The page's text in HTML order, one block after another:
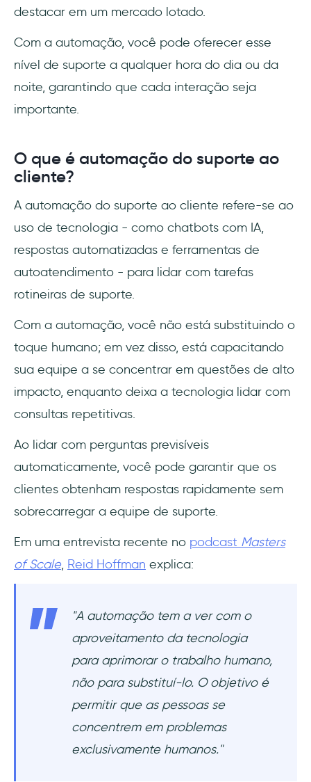
3- Hiperpersonalização
Alguns recursos a serem seguidos para
melhorar o atendimento ao cliente
Conclusão
Por que devo automatizar meu suporte ao
cliente?
A automação pode substituir assistência
humana?
Como identificar áreas para automação?
destacar em um mercado lotado.
Com a automação, você pode oferecer esse
nível de suporte a qualquer hora do dia ou da
noite, garantindo que cada interação seja
importante.
O que é automação do suporte ao
cliente?
A automação do suporte ao cliente refere-se ao
uso de tecnologia - como chatbots com IA,
respostas automatizadas e ferramentas de
autoatendimento - para lidar com tarefas
rotineiras de suporte.
Com a automação, você não está substituindo o
toque humano; em vez disso, está capacitando
sua equipe a se concentrar em questões de alto
impacto, enquanto deixa a tecnologia lidar com
consultas repetitivas.
Ao lidar com perguntas previsíveis
automaticamente, você pode garantir que os
clientes obtenham respostas rapidamente sem
sobrecarregar a equipe de suporte.
Em uma entrevista recente no podcast Masters
of Scale, Reid Hoffman explica:
"A automação tem a ver com o
aproveitamento da tecnologia
para aprimorar o trabalho humano,
não para substituí-lo. O objetivo é
permitir que as pessoas se
concentrem em problemas
exclusivamente humanos."